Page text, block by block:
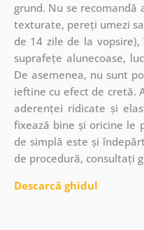
grund. Nu se recomandă
texturate, pereți umezi
de 14 zile de la
suprafețe alunecoase,
De asemenea, nu sunt
ieftine cu efect de cretă.
aderenței ridicate și
fixează bine și oricine le
de simplă este și
de procedură, consultați
Descarcă ghidul